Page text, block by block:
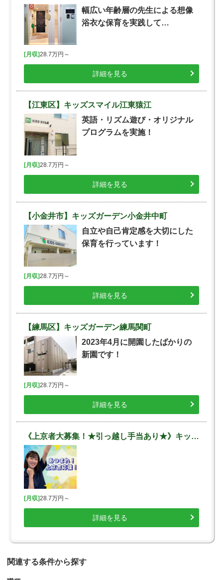
幅広い年齢層の先生による想像
浴衣な保育を実践して…
[月収]28.7万円～
詳細を見る
【江東区】キッズスマイル江東猿江
英語・リズム遊び・オリジナル
プログラムを実施！
[月収]28.7万円～
詳細を見る
【小金井市】キッズガーデン小金井中町
自立や自己肯定感を大切にした
保育を行っています！
[月収]28.7万円～
詳細を見る
【練馬区】キッズガーデン練馬関町
2023年4月に開園したばかりの
新園です！
[月収]28.7万円～
詳細を見る
《上京者大募集！★引っ越し手当あり★》キッズガーデン各園＠都内
[月収]28.7万円～
詳細を見る
関連する条件から探す